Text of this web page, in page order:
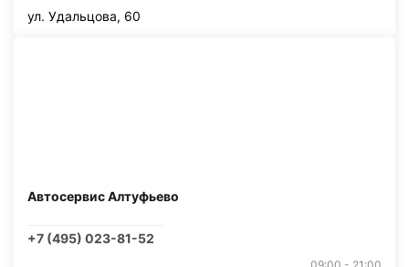
ул. Удальцова, 60
Автосервис Алтуфьево
+7 (495) 023-81-52